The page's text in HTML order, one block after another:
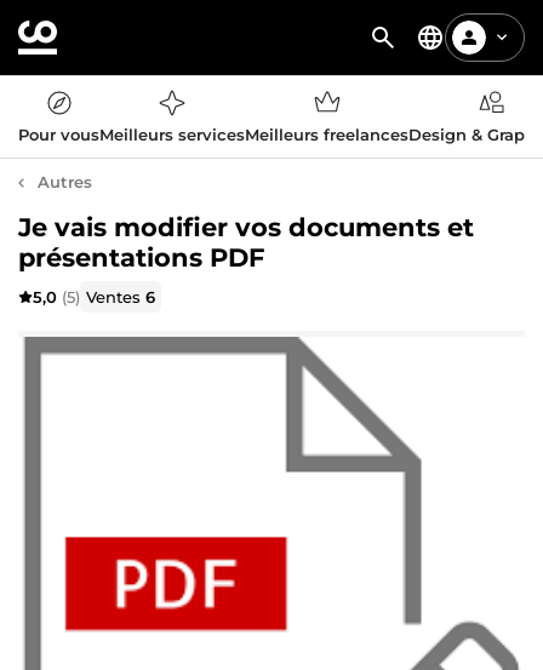
Pour vousMeilleurs servicesMeilleurs freelancesDesign &
Autres
Je vais modifier vos documents et
présentations PDF
5,0 (5) Ventes6